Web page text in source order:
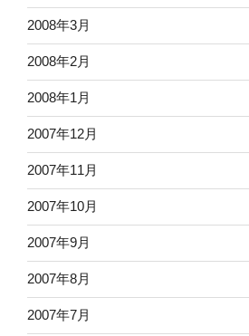
2008年3月
2008年2月
2008年1月
2007年12月
2007年11月
2007年10月
2007年9月
2007年8月
2007年7月